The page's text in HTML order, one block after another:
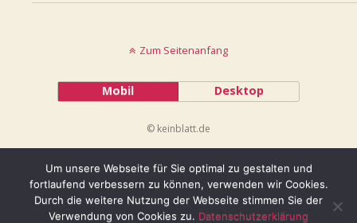
Zum Seitenanfang
Mobil Desktop
© keinblatt.de
Um unsere Webseite für Sie optimal zu gestalten und
fortlaufend verbessern zu können, verwenden wir Cookies.
Durch die weitere Nutzung der Webseite stimmen Sie der
Verwendung von Cookies zu. Datenschutzerklärung